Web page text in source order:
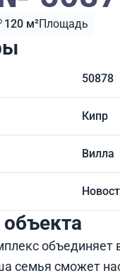
120 м²Площадь
50878
Кипр
Вилла
объединяет
семья сможет